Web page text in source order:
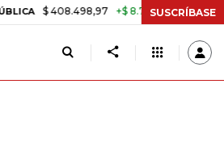
$ 408.498,97 +$ 8.753,81 +2,19% TASA
SUSCRÍBASE